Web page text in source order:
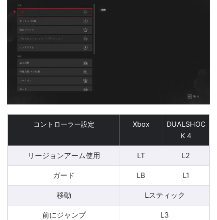
コントローラー設定 Xbox
DUALSHOC
K 4
リージョンアーム使用 LT L2
ガード LB L1
移動 Lスティック
前にジャンプ L3